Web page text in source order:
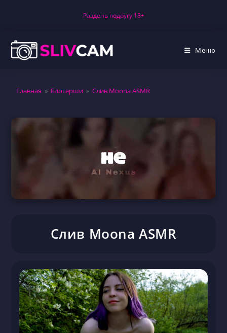
Раздень подругу 18+
Меню
Главная » Блогерши » Слив Moona ASMR
Слив Moona ASMR